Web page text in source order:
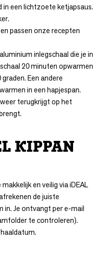
in een lichtzoete ketjapsaus.
passen onze recepten
inlegschaal die je in
20 minuten opwarmen
Een andere
in een hapjespan.
terugkrijgt op het
KIPPAN
en veilig via iDEAL
de juiste
in. Je ontvangt per e-mail
te controleren).